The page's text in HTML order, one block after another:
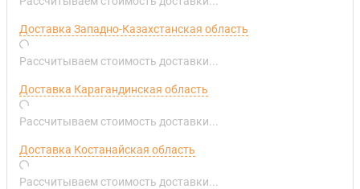
Доставка Западно-Казахстанская область
Рассчитываем стоимость доставки...
Доставка Карагандинская область
Рассчитываем стоимость доставки...
Доставка Костанайская область
Рассчитываем стоимость доставки...